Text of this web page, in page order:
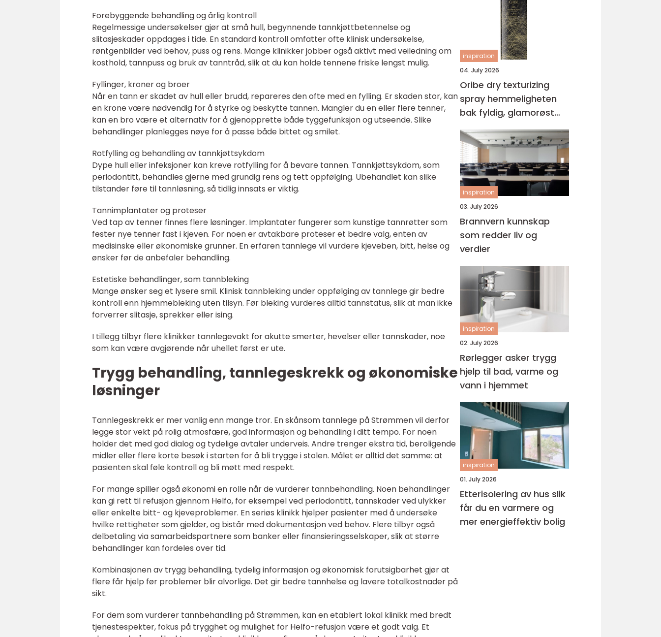
Forebyggende behandling og årlig kontroll
Regelmessige undersøkelser gjør at små hull, begynnende tannkjøttbetennelse og
slitasjeskader oppdages i tide. En standard kontroll omfatter ofte klinisk undersøkelse,
røntgenbilder ved behov, puss og rens. Mange klinikker jobber også aktivt med veiledning om
kosthold, tannpuss og bruk av tanntråd, slik at du kan holde tennene friske lengst mulig.
Fyllinger, kroner og broer
Når en tann er skadet av hull eller brudd, repareres den ofte med en fylling. Er skaden stor, kan
en krone være nødvendig for å styrke og beskytte tannen. Mangler du en eller flere tenner,
kan en bro være et alternativ for å gjenopprette både tyggefunksjon og utseende. Slike
behandlinger planlegges nøye for å passe både bittet og smilet.
Rotfylling og behandling av tannkjøttsykdom
Dype hull eller infeksjoner kan kreve rotfylling for å bevare tannen. Tannkjøttsykdom, som
periodontitt, behandles gjerne med grundig rens og tett oppfølging. Ubehandlet kan slike
tilstander føre til tannløsning, så tidlig innsats er viktig.
Tannimplantater og proteser
Ved tap av tenner finnes flere løsninger. Implantater fungerer som kunstige tannrøtter som
fester nye tenner fast i kjeven. For noen er avtakbare proteser et bedre valg, enten av
medisinske eller økonomiske grunner. En erfaren tannlege vil vurdere kjeveben, bitt, helse og
ønsker før de anbefaler behandling.
Estetiske behandlinger, som tannbleking
Mange ønsker seg et lysere smil. Klinisk tannbleking under oppfølging av tannlege gir bedre
kontroll enn hjemmebleking uten tilsyn. Før bleking vurderes alltid tannstatus, slik at man ikke
forverrer slitasje, sprekker eller ising.
I tillegg tilbyr flere klinikker tannlegevakt for akutte smerter, hevelser eller tannskader, noe
som kan være avgjørende når uhellet først er ute.
Trygg behandling, tannlegeskrekk og økonomiske
løsninger
Tannlegeskrekk er mer vanlig enn mange tror. En skånsom tannlege på Strømmen vil derfor
legge stor vekt på rolig atmosfære, god informasjon og behandling i ditt tempo. For noen
holder det med god dialog og tydelige avtaler underveis. Andre trenger ekstra tid, beroligende
midler eller flere korte besøk i starten for å bli trygge i stolen. Målet er alltid det samme: at
pasienten skal føle kontroll og bli møtt med respekt.
For mange spiller også økonomi en rolle når de vurderer tannbehandling. Noen behandlinger
kan gi rett til refusjon gjennom Helfo, for eksempel ved periodontitt, tannskader ved ulykker
eller enkelte bitt- og kjeveproblemer. En seriøs klinikk hjelper pasienter med å undersøke
hvilke rettigheter som gjelder, og bistår med dokumentasjon ved behov. Flere tilbyr også
delbetaling via samarbeidspartnere som banker eller finansieringsselskaper, slik at større
behandlinger kan fordeles over tid.
Kombinasjonen av trygg behandling, tydelig informasjon og økonomisk forutsigbarhet gjør at
flere får hjelp før problemer blir alvorlige. Det gir bedre tannhelse og lavere totalkostnader på
sikt.
For dem som vurderer tannbehandling på Strømmen, kan en etablert lokal klinikk med bredt
tjenestespekter, fokus på trygghet og mulighet for Helfo-refusjon være et godt valg. Et
inspiration
04. July 2026
Oribe dry texturizing
spray hemmeligheten
bak fyldig, glamorøst
hår
inspiration
03. July 2026
Brannvern kunnskap
som redder liv og
verdier
inspiration
02. July 2026
Rørlegger asker trygg
hjelp til bad, varme og
vann i hjemmet
inspiration
01. July 2026
Etterisolering av hus slik
får du en varmere og
mer energieffektiv bolig